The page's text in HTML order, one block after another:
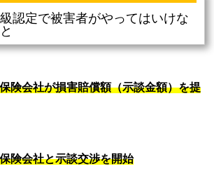
認定で被害者がやってはいけな
険会社が損害賠償額（示談金額）を提
険会社と示談交渉を開始